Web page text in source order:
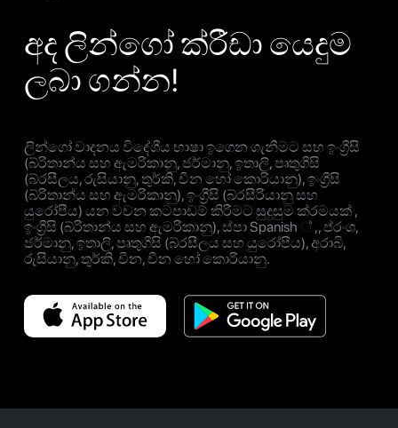
අද ලින්ගෝ ක්රීඩා යෙදුම
ලබා ගන්න!
ලින්ගෝ වාදනය විදේශීය භාෂා ඉගෙන ගැනීමට සහ ඉංග්‍රීසි
(බ්රිතාන්ය සහ ඇමරිකානු, ජර්මානු, ඉතාලි, පෘතුගීසි
(බ්රසීලය, රුසියානු, තුර්කි, චීන හෝ කොරියානු), ඉංග්‍රීසි
(බ්රිතාන්ය සහ ඇමරිකානු), ඉංග්‍රීසි (බ්රසීරියානු සහ
යුරෝපීය) යන වචන කටපාඩම් කිරීමට සුදුසුම ක්රමයක් ,
ඉංග්‍රීසි (බ්රිතාන්ය සහ ඇමරිකානු), ස්පා Spanish ් ,, ප්රංශ,
ජර්මානු, ඉතාලි, පෘතුගීසි (බ්රසීලය සහ යුරෝපීය), අරාබි,
රුසියානු, තුර්කි, චීන, චීන හෝ කොරියානු.